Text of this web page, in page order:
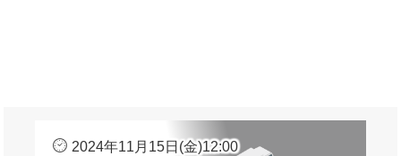
2024年11月15日(金)12:00